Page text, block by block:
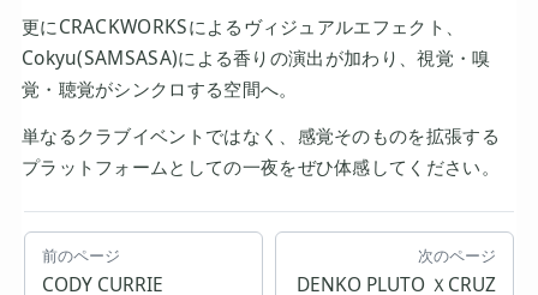
更にCRACKWORKSによるヴィジュアルエフェクト、
Cokyu(SAMSASA)による香りの演出が加わり、視覚・嗅
覚・聴覚がシンクロする空間へ。
単なるクラブイベントではなく、感覚そのものを拡張する
プラットフォームとしての一夜をぜひ体感してください。
前のページ
CODY CURRIE
次のページ
DENKO PLUTO ＸCRUZ